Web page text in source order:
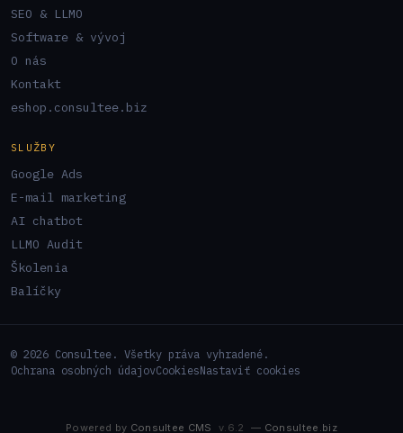
SEO & LLMO
Software & vývoj
O nás
Kontakt
eshop.consultee.biz
SLUŽBY
Google Ads
E-mail marketing
AI chatbot
LLMO Audit
Školenia
Balíčky
© 2026 Consultee. Všetky práva vyhradené.
Ochrana osobných údajovCookiesNastaviť cookies
Powered by Consultee CMS v.6.2 — Consultee.biz